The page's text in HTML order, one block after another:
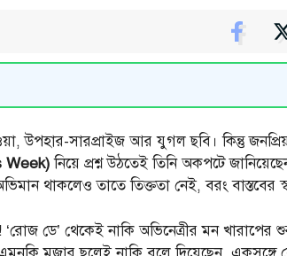
উপহার-সারপ্রাইজ আর যুগল ছবি। কিন্তু জনপ্রিয়
Week)নিয়ে প্রশ্ন উঠতেই তিনি অকপটে
থাকলেও তাতে তিক্ততা নেই, বরং বাস্তবের
ডে’ থেকেই নাকি অভিনেত্রীর মন খারাপের